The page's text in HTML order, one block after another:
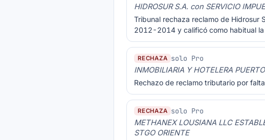
HIDROSUR S.A. con SERVICIO
Tribunal rechaza reclamo de Hidrosur
2012-2014 y calificó como habitual
RECHAZA solo Pro
INMOBILIARIA Y HOTELERA
Rechazo de reclamo tributario por
RECHAZA solo Pro
METHANEX LOUSIANA LLC
STGO ORIENTE